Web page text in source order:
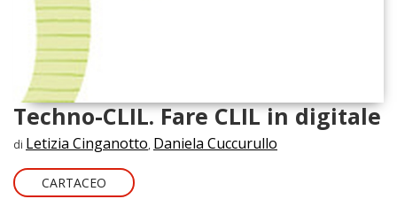
Techno-CLIL. Fare CLIL in digitale
di Letizia Cinganotto, Daniela Cuccurullo
CARTACEO